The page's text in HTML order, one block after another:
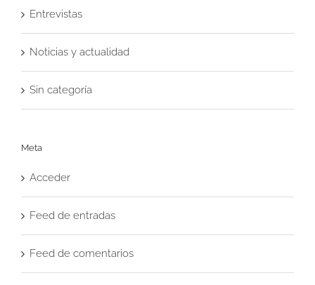
Entrevistas
Noticias y actualidad
Sin categoría
Meta
Acceder
Feed de entradas
Feed de comentarios